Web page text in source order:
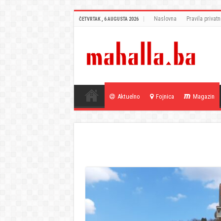
ČETVRTAK , 6 AUGUSTA 2026 Naslovna Pravila
Aktuelno Fojnica Magazin